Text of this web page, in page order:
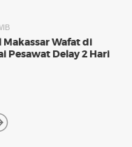
Wafat di
Pesawat Delay 2 Hari